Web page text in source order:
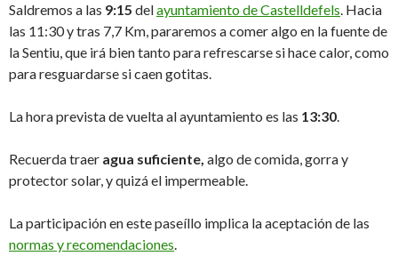
Saldremos a las 9:15 delayuntamiento de Castelldefels. Hacia
las 11:30 y tras 7,7 Km, pararemos a comer algo en la fuente de
la Sentiu, que irá bien tanto para refrescarse si hace calor, como
para resguardarse si caen gotitas.
La hora prevista de vuelta al ayuntamiento es las 13:30.
Recuerda traer agua suficiente, algo de comida, gorra y
protector solar, y quizá el impermeable.
La participación en este paseíllo implica la aceptación de las
normas y recomendaciones.